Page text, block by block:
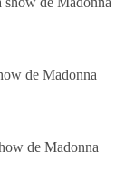
de Madonna